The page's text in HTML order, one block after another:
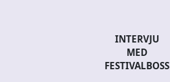
INTERVJU
MED
FESTIVALBOSS